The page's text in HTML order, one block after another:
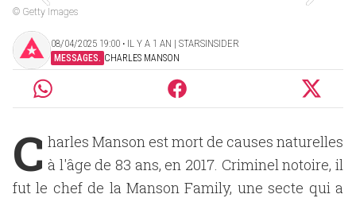
© Getty Images
08/04/2025 19:00 ‧ IL Y A 1 AN | STARSINSIDER
MESSAGES. CHARLES MANSON
C harles Manson est mort de causes naturelles
à l'âge de 83 ans, en 2017. Criminel notoire, il
fut le chef de la Manson Family, une secte qui a